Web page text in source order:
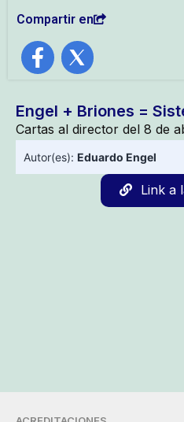
Compartir en
Engel + Briones =
Cartas al director del 8 de
Autor(es): Eduardo Engel
Link a